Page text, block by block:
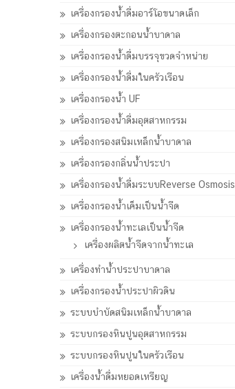
เครื่องกรองน้ำดื่มอาร์โอขนาดเล็ก
เครื่องกรองตะกอนน้ำบาดาล
เครื่องกรองน้ำดื่มบรรจุขวดจำหน่าย
เครื่องกรองน้ำดื่มในครัวเรือน
เครื่องกรองน้ำ UF
เครื่องกรองน้ำดื่มอุตสาหกรรม
เครื่องกรองสนิมเหล็กน้ำบาดาล
เครื่องกรองกลิ่นน้ำประปา
เครื่องกรองน้ำดื่มระบบReverse Osmosis
เครื่องกรองน้ำเค็มเป็นน้ำจืด
เครื่องกรองน้ำทะเลเป็นน้ำจืด
เครื่องผลิตน้ำจืดจากน้ำทะเล
เครื่องทำน้ำประปาบาดาล
เครื่องกรองน้ำประปาผิวดิน
ระบบบำบัดสนิมเหล็กน้ำบาดาล
ระบบกรองหินปูนอุตสาหกรรม
ระบบกรองหินปูนในครัวเรือน
เครื่องน้ำดื่มหยอดเหรียญ